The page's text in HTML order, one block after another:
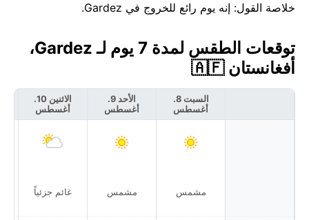
خلاصة القول: إنه يوم رائع للخروج في Gardez.
توقعات الطقس لمدة 7 يوم لـ Gardez،
أفغانستان 🇦🇫
السبت 8.
أغسطس
مشمس
الأحد 9.
أغسطس
مشمس
الاثنين 10.
أغسطس
غائم جزئياً